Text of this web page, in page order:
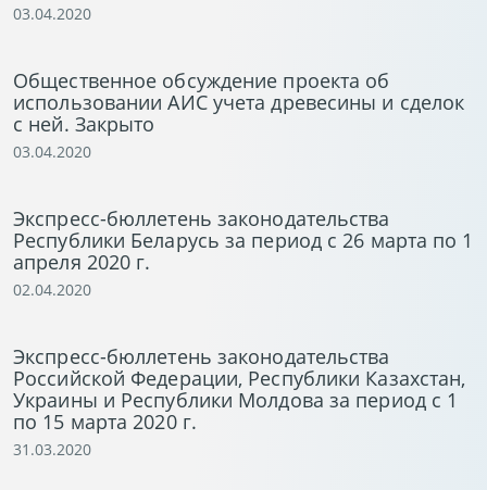
03.04.2020
Общественное обсуждение проекта об
использовании АИС учета древесины и сделок
с ней. Закрыто
03.04.2020
Экспресс-бюллетень законодательства
Республики Беларусь за период с 26 марта по 1
апреля 2020 г.
02.04.2020
Экспресс-бюллетень законодательства
Российской Федерации, Республики Казахстан,
Украины и Республики Молдова за период с 1
по 15 марта 2020 г.
31.03.2020